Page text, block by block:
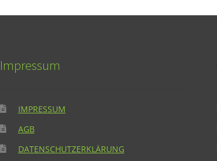
Impressum
IMPRESSUM
AGB
DATENSCHUTZERKLÄRUNG